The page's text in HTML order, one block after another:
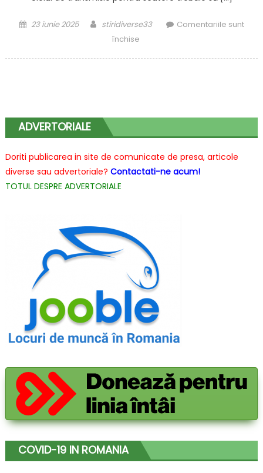
Posted
23 iunie 2025 Author
stiridiverse33
Comentariile sunt
închisepentru
Ghidul
Specificațiilor
Tehnice
ADVERTORIALE
Doriti publicarea in site de comunicate de presa, articole
diverse sau advertoriale? Contactati-ne acum!
TOTUL DESPRE ADVERTORIALE
COVID-19 IN ROMANIA